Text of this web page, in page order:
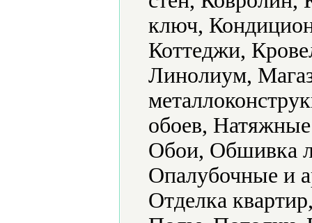
ключ,
Коттеджи,
Линолиум,
обоев,
Обои, Обшивка
Опалубочные и
Отделка